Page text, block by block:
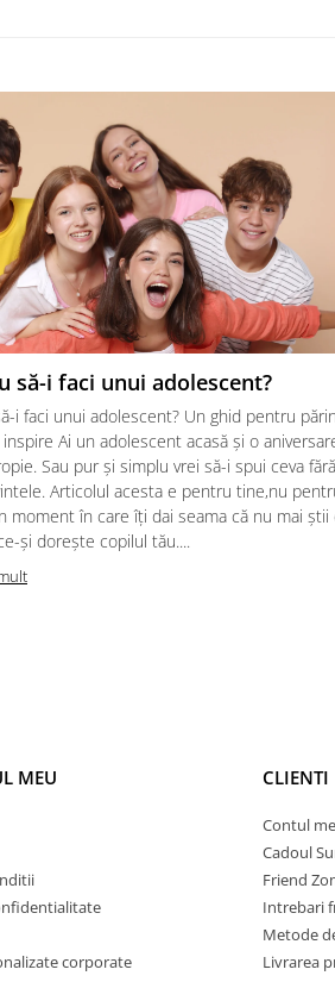
să-i faci unui adolescent?
i faci unui adolescent? Un ghid pentru
Ai un adolescent acasă și o
Sau pur și simplu vrei să-i spui ceva
Articolul acesta e pentru tine,nu
moment în care îți dai seama că nu mai știi
și dorește copilul tău....
MEU
corporate
CLIENTI
Contul
Cadoul
Friend
Intrebari
Metode
Livrarea